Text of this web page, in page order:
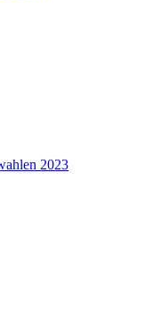
2023